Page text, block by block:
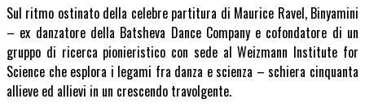
Sul ritmo ostinato della celebre partitura di Maurice Ravel, Binyamini
– ex danzatore della Batsheva Dance Company e cofondatore di un
gruppo di ricerca pionieristico con sede al Weizmann Institute for
Science che esplora i legami fra danza e scienza – schiera cinquanta
allieve ed allievi in un crescendo travolgente.